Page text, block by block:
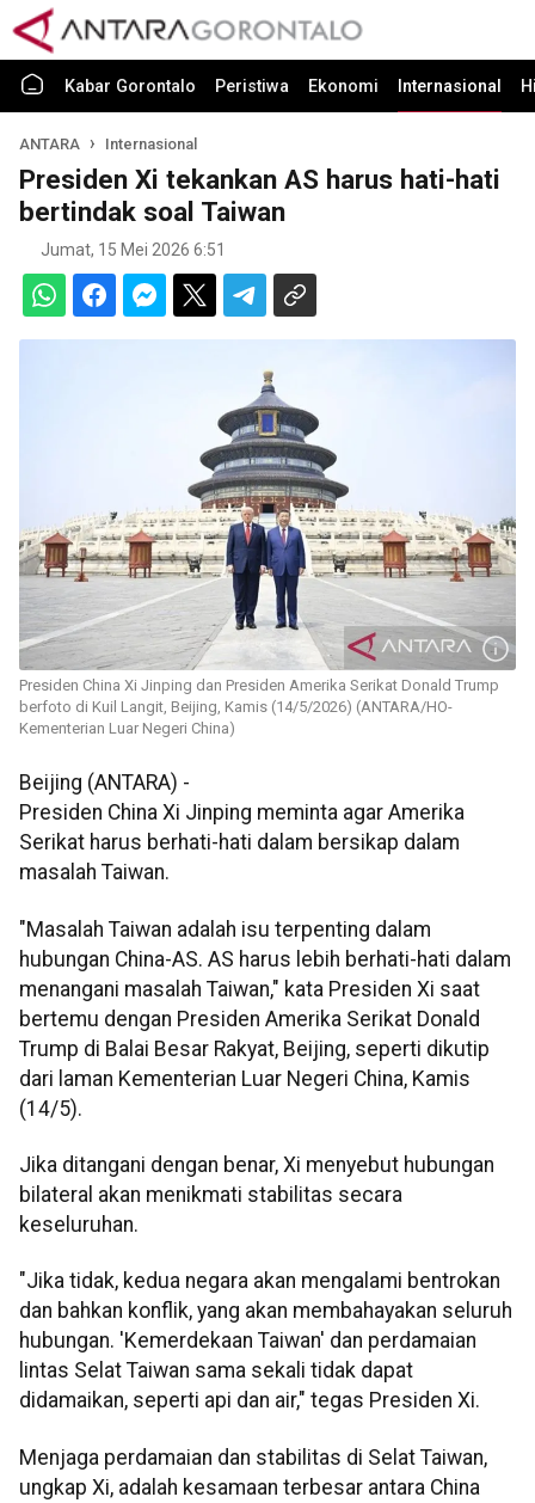
Kabar Gorontalo Peristiwa Ekonomi Internasional
ANTARA Internasional
Presiden Xi tekankan AS harus hati-hati
bertindak soal Taiwan
Jumat, 15 Mei 2026 6:51
Presiden China Xi Jinping dan Presiden Amerika Serikat Donald Trump
berfoto di Kuil Langit, Beijing, Kamis (14/5/2026) (ANTARA/HO-
Kementerian Luar Negeri China)
Beijing (ANTARA) -
Presiden China Xi Jinping meminta agar Amerika
Serikat harus berhati-hati dalam bersikap dalam
masalah Taiwan.
"Masalah Taiwan adalah isu terpenting dalam
hubungan China-AS. AS harus lebih berhati-hati dalam
menangani masalah Taiwan," kata Presiden Xi saat
bertemu dengan Presiden Amerika Serikat Donald
Trump di Balai Besar Rakyat, Beijing, seperti dikutip
dari laman Kementerian Luar Negeri China, Kamis
(14/5).
Jika ditangani dengan benar, Xi menyebut hubungan
bilateral akan menikmati stabilitas secara
keseluruhan.
"Jika tidak, kedua negara akan mengalami bentrokan
dan bahkan konflik, yang akan membahayakan seluruh
hubungan. 'Kemerdekaan Taiwan' dan perdamaian
lintas Selat Taiwan sama sekali tidak dapat
didamaikan, seperti api dan air," tegas Presiden Xi.
Menjaga perdamaian dan stabilitas di Selat Taiwan,
ungkap Xi, adalah kesamaan terbesar antara China